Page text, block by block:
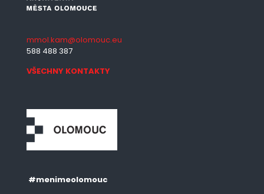
mmol.kam@olomouc.eu
588 488 387
VŠECHNY KONTAKTY
#menimeolomouc